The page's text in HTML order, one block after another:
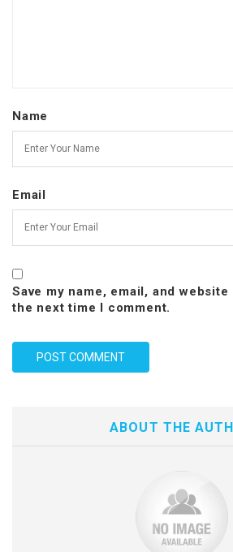
Name
Email
Save my name, email, and
the next time I comment.
ABOUT THE